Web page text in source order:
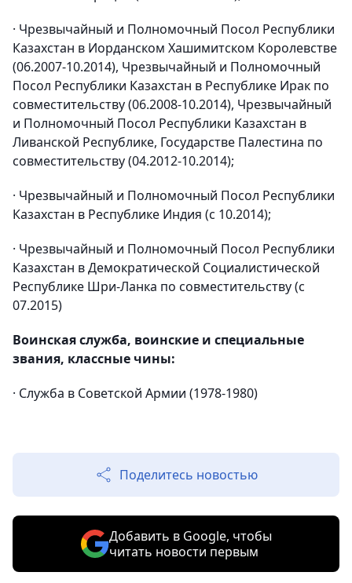
· Чрезвычайный и Полномочный Посол Республики
Казахстан в Иорданском Хашимитском Королевстве
(06.2007-10.2014), Чрезвычайный и Полномочный
Посол Республики Казахстан в Республике Ирак по
совместительству (06.2008-10.2014), Чрезвычайный
и Полномочный Посол Республики Казахстан в
Ливанской Республике, Государстве Палестина по
совместительству (04.2012-10.2014);
· Чрезвычайный и Полномочный Посол Республики
Казахстан в Республике Индия (с 10.2014);
· Чрезвычайный и Полномочный Посол Республики
Казахстан в Демократической Социалистической
Республике Шри-Ланка по совместительству (с
07.2015)
Воинская служба, воинские и специальные
звания, классные чины:
· Служба в Советской Армии (1978-1980)
Поделитесь новостью
Добавить в Google, чтобы
читать новости первым